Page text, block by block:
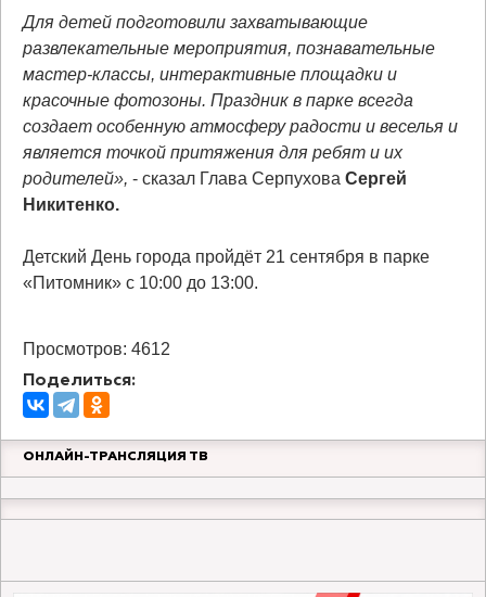
Для детей подготовили захватывающие
развлекательные мероприятия, познавательные
мастер-классы, интерактивные площадки и
красочные фотозоны. Праздник в парке всегда
создает особенную атмосферу радости и веселья и
является точкой притяжения для ребят и их
родителей», - сказал Глава Серпухова Сергей
Никитенко.
Детский День города пройдёт 21 сентября в парке
«Питомник» с 10:00 до 13:00.
Просмотров: 4612
Поделиться:
ОНЛАЙН-ТРАНСЛЯЦИЯ ТВ